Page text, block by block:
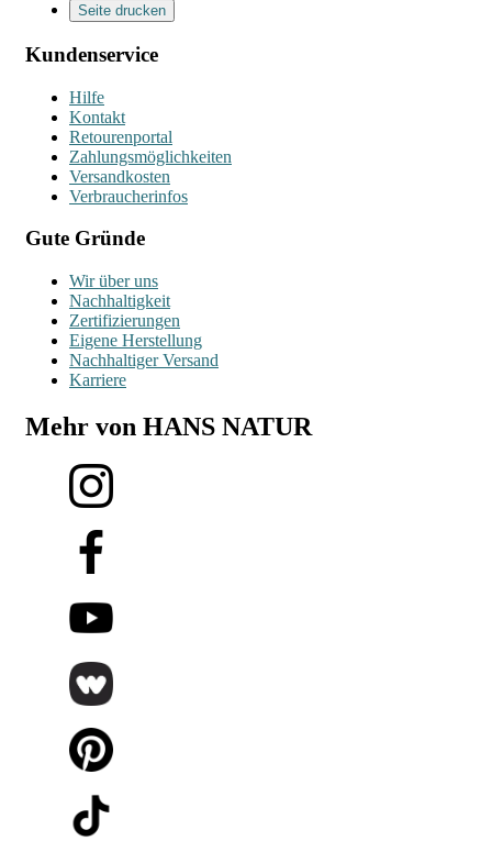
Seite drucken
Kundenservice
Hilfe
Kontakt
Retourenportal
Zahlungsmöglichkeiten
Versandkosten
Verbraucherinfos
Gute Gründe
Wir über uns
Nachhaltigkeit
Zertifizierungen
Eigene Herstellung
Nachhaltiger Versand
Karriere
Mehr von HANS NATUR